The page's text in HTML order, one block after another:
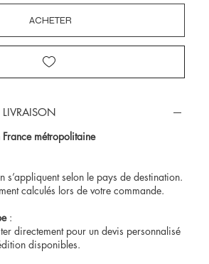
ACHETER
métropolitaine
s’appliquent selon le pays de destination.
calculés lors de votre commande.
:
directement pour un devis personnalisé
disponibles.